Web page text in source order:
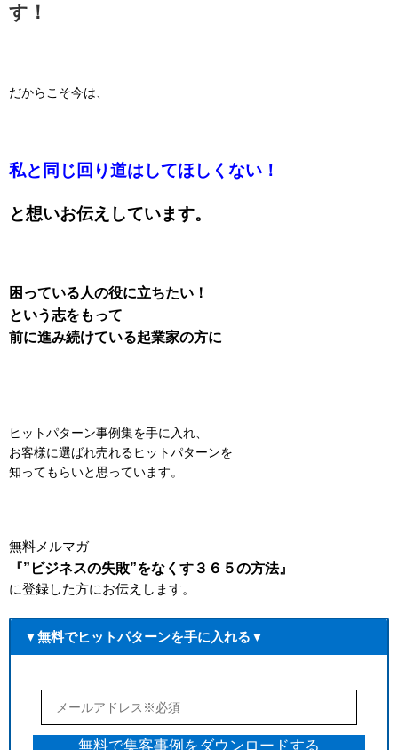
す！
だからこそ今は、
私と同じ回り道はしてほしくない！
と想いお伝えしています。
困っている人の役に立ちたい！
という志をもって
前に進み続けている起業家の方に
ヒットパターン事例集を手に入れ、
お客様に選ばれ売れるヒットパターンを
知ってもらいと思っています。
無料メルマガ
『”ビジネスの失敗”をなくす３６５の方法』
に登録した方にお伝えします。
▼無料でヒットパターンを手に入れる▼